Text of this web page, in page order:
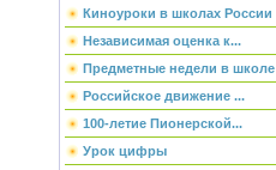
Киноуроки в школах России
Независимая оценка к...
Предметные недели в школе
Российское движение ...
100-летие Пионерской...
Урок цифры